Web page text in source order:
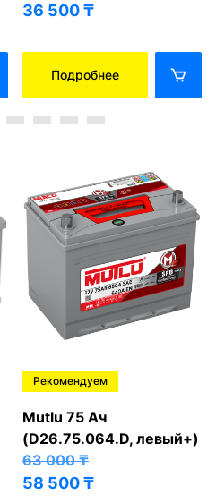
36 500₸
Подробнее
Рекомендуем
Mutlu 75 Ач
(D26.75.064.D, левый+)
63 000₸
58 500₸